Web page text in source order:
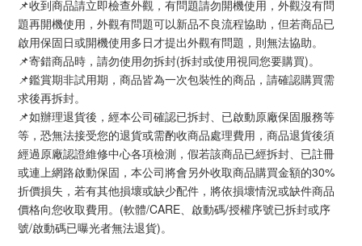
📌收到商品請立即檢查外觀，有問題請勿開機使用，外觀沒有問
題再開機使用，外觀有問題可以新品不良流程協助，但若商品已
啟用保固日或開機使用多日才提出外觀有問題，則無法協助。
📌寄錯商品時，請勿使用勿拆封(拆封或使用視同您要購買)。
📌鑑賞期非試用期，商品皆為一次包裝性的商品，請確認購買需
求後再拆封。
📌如辦理退貨後，經本公司確認已拆封、已啟動原廠保固服務等
等，恐無法接受您的退貨或需酌收商品處理費用，商品退貨後須
經過原廠認證維修中心各項檢測，假若該商品已經拆封、已註冊
或連上網路啟動保固，本公司將會另外收取商品購買金額的30%
折價損失，若有其他損壞或缺少配件，將依損壞情況或缺件商品
價格向您收取費用。(軟體/CARE、啟動碼/授權序號已拆封或序
號/啟動碼已曝光者無法退貨)。